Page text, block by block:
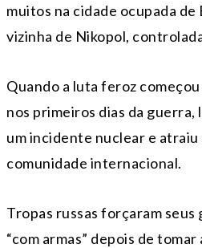
muitos na cidade ocupada
vizinha de Nikopol,
Quando a luta feroz
nos primeiros dias da
um incidente nuclear e atraiu
comunidade internacional.
Tropas russas forçaram
“com armas” depois de